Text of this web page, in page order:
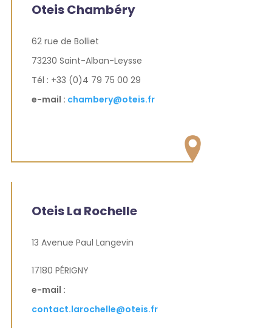
Oteis Chambéry
62 rue de Bolliet
73230 Saint-Alban-Leysse
Tél : +33 (0)4 79 75 00 29
e-mail : chambery@oteis.fr
Oteis La Rochelle
13 Avenue Paul Langevin
17180 PÉRIGNY
e-mail :
contact.larochelle@oteis.fr